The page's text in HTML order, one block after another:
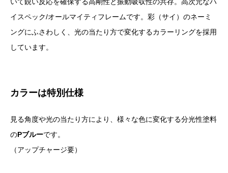
イスペック/オールマイティフレームです。彩（サイ）のネーミ
ングにふさわしく、光の当たり方で変化するカラーリングを採用
しています。
カラーは特別仕様
見る角度や光の当たり方により、様々な色に変化する分光性塗料
のPブルーです。
（アップチャージ要）